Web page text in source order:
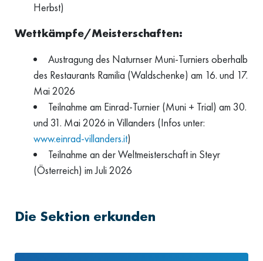
Herbst)
Wettkämpfe/Meisterschaften:
Austragung des Naturnser Muni-Turniers oberhalb
des Restaurants Ramilia (Waldschenke) am 16. und 17.
Mai 2026
Teilnahme am Einrad-Turnier (Muni + Trial) am 30.
und 31. Mai 2026 in Villanders (Infos unter:
www.einrad-villanders.it)
Teilnahme an der Weltmeisterschaft in Steyr
(Österreich) im Juli 2026
Die Sektion erkunden